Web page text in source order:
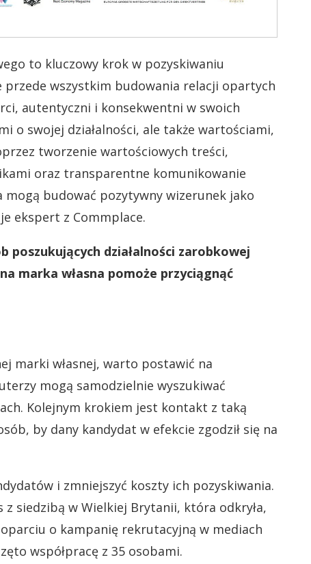
to kluczowy krok w pozyskiwaniu
wszystkim budowania relacji opartych
autentyczni i konsekwentni w swoich
o swojej działalności, ale także wartościami,
tworzenie wartościowych treści,
oraz transparentne komunikowanie
budować pozytywny wizerunek jako
ekspert z Commplace.
poszukujących działalności zarobkowej
marka własna pomoże przyciągnąć
marki własnej, warto postawić na
mogą samodzielnie wyszukiwać
Kolejnym krokiem jest kontakt z taką
by dany kandydat w efekcie zgodził się na
i zmniejszyć koszty ich pozyskiwania.
z siedzibą w Wielkiej Brytanii, która odkryła,
o kampanię rekrutacyjną w mediach
współpracę z 35 osobami.